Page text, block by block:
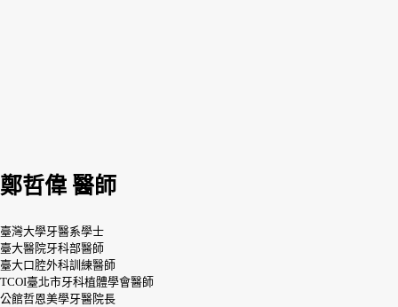
鄭哲偉 醫師
臺灣大學牙醫系學士
臺大醫院牙科部醫師
臺大口腔外科訓練醫師
TCOI臺北市牙科植體學會醫師
公館哲恩美學牙醫院長